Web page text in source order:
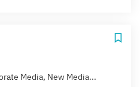
Media, New Media...